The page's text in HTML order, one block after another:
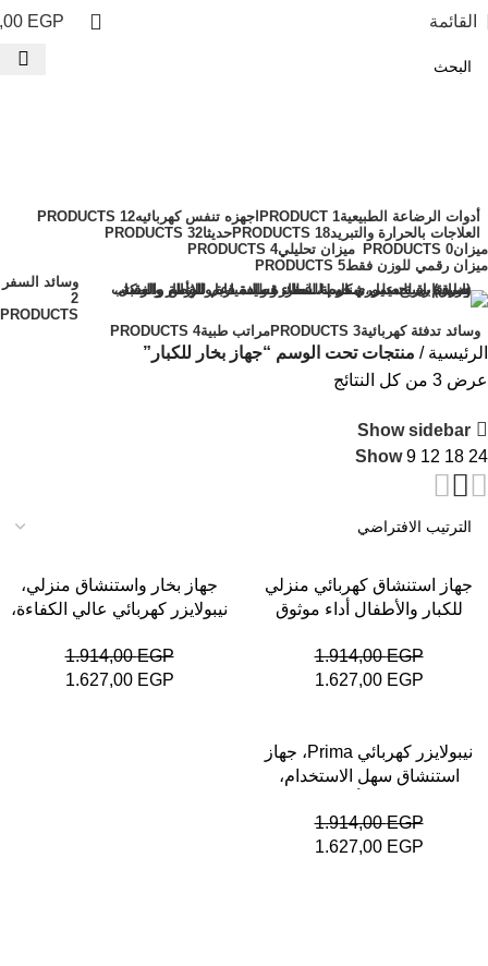
القائمة EGP
أدوات الرضاعة الطبيعية1 PRODUCT اجهزه تنفس كهربائيه12 PRODUCTS
العلاجات بالحرارة والتبريد18 PRODUCTS حديثا32 PRODUCTS
ميزان0 PRODUCTS ميزان تحليلي4 PRODUCTS
ميزان رقمي للوزن فقط5 PRODUCTS
وسائد السفر
2
PRODUCTS
وسائد تدفئة كهربائية3 PRODUCTS مراتب طبية4 PRODUCTS
الرئيسية
منتجات تحت الوسم “جهاز بخار للكبار”
عرض ⁦3⁩ من كل النتائج
Show sidebar
Show9 12 18 24
جهاز استنشاق كهربائي منزلي
للكبار والأطفال أداء موثوق
1.914,00EGP
1.627,00 EGP
جهاز بخار واستنشاق منزلي،
نيبولايزر كهربائي عالي الكفاءة،
1.914,00EGP
1.627,00 EGP
نيبولايزر كهربائي Prima، جهاز
استنشاق سهل الاستخدام،
1.914,00EGP
1.627,00 EGP